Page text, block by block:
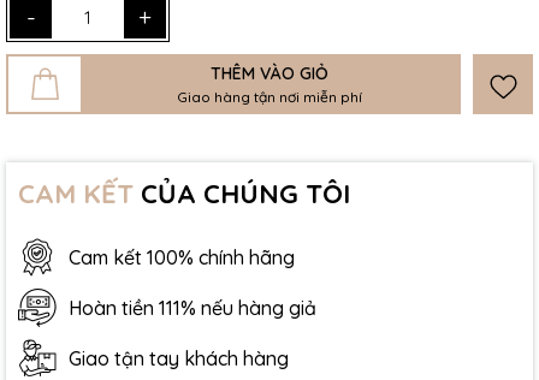
- +
THÊM VÀO GIỎ
Giao hàng tận nơi miễn phí
CAM KẾT CỦA CHÚNG TÔI
Cam kết 100% chính hãng
Hoàn tiền 111% nếu hàng giả
Giao tận tay khách hàng